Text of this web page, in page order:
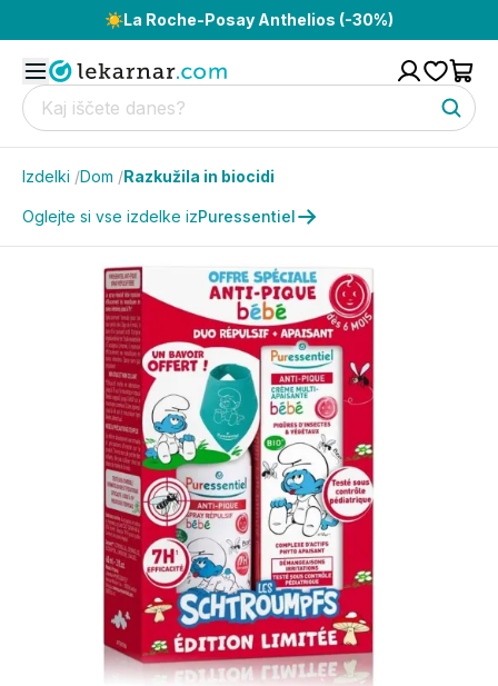
☀️La Roche-Posay Anthelios (-30%)
Izdelki /Dom /Razkužila in biocidi
Oglejte si vse izdelke izPuressentiel